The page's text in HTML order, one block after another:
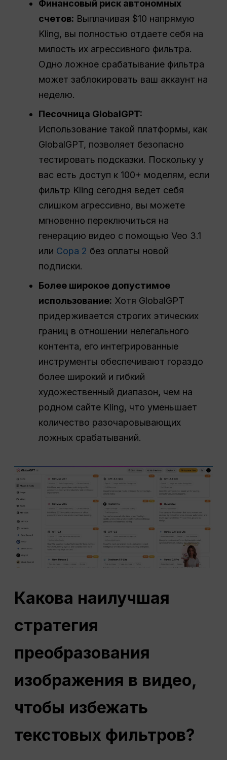
Финансовый риск автономных
счетов: Выплачивая $10 напрямую
Kling, вы полностью отдаете себя на
милость их агрессивного фильтра.
Одно ложное срабатывание фильтра
может заблокировать ваш аккаунт на
неделю.
Песочница GlobalGPT:
Использование такой платформы, как
GlobalGPT, позволяет безопасно
тестировать подсказки. Поскольку у
вас есть доступ к 100+ моделям, если
фильтр Kling сегодня ведет себя
слишком агрессивно, вы можете
мгновенно переключиться на
генерацию видео с помощью Veo 3.1
или Сора 2 без оплаты новой
подписки.
Более широкое допустимое
использование: Хотя GlobalGPT
придерживается строгих этических
границ в отношении нелегального
контента, его интегрированные
инструменты обеспечивают гораздо
более широкий и гибкий
художественный диапазон, чем на
родном сайте Kling, что уменьшает
количество разочаровывающих
ложных срабатываний.
Какова наилучшая
стратегия
преобразования
изображения в видео,
чтобы избежать
текстовых фильтров?